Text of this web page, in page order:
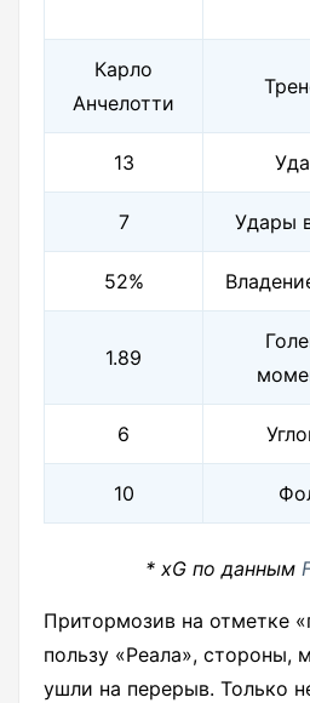
Карло
Анчелотти
13
7 Удары
52%
1.89
6
10
* xG по данным
Притормозив на отметке
пользу «Реала», стороны,
ушли на перерыв. Только